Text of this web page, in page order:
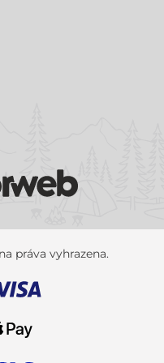
práva vyhrazena.